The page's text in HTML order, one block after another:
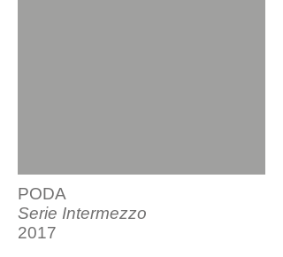
PODA
Serie Intermezzo
2017